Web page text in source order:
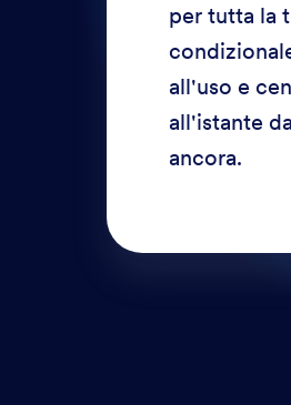
per tutta la
all'uso e
all'istante
ancora.